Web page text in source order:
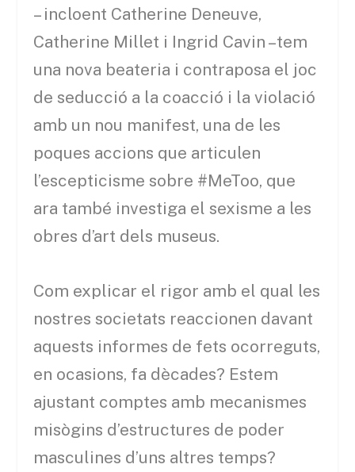
– incloent Catherine Deneuve,
Catherine Millet i Ingrid Cavin –tem
una nova beateria i contraposa el joc
de seducció a la coacció i la violació
amb un nou manifest, una de les
poques accions que articulen
l’escepticisme sobre #MeToo, que
ara també investiga el sexisme a les
obres d’art dels museus.
Com explicar el rigor amb el qual les
nostres societats reaccionen davant
aquests informes de fets ocorreguts,
en ocasions, fa dècades? Estem
ajustant comptes amb mecanismes
misògins d’estructures de poder
masculines d’uns altres temps?